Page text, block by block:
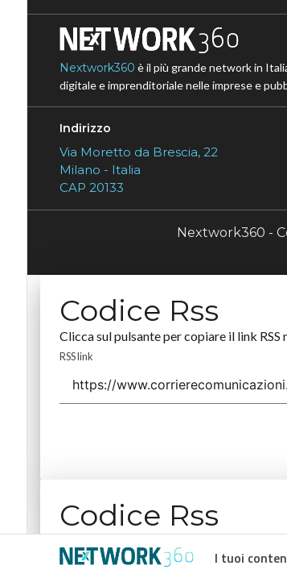
I tuoi
Nextwork360 è il più grande network in
digitale e imprenditoriale nelle imprese e
Indirizzo
Via Moretto da Brescia, 22
Milano - Italia
CAP 20133
Nextwork360 -
Codice Rss
Clicca sul pulsante per copiare il link RSS
RSS link
Codice Rss
RSS link